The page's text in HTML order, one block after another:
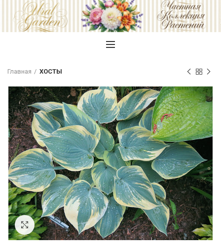
Главная ХОСТЫ
Увеличить